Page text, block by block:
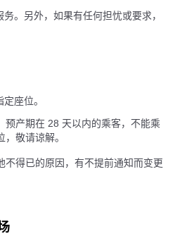
。另外，如果有任何担忧或要求，
座位。
预产期在 28 天以内的乘客，不能乘
敬请谅解。
不得已的原因，有不提前通知而变更